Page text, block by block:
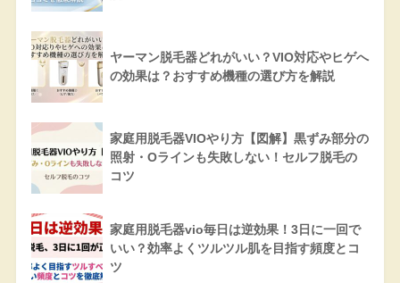
ヤーマン脱毛器どれがいい？VIO対応やヒゲへ
の効果は？おすすめ機種の選び方を解説
家庭用脱毛器VIOやり方【図解】黒ずみ部分の
照射・Oラインも失敗しない！セルフ脱毛の
コツ
家庭用脱毛器vio毎日は逆効果！3日に一回で
いい？効率よくツルツル肌を目指す頻度とコ
ツ